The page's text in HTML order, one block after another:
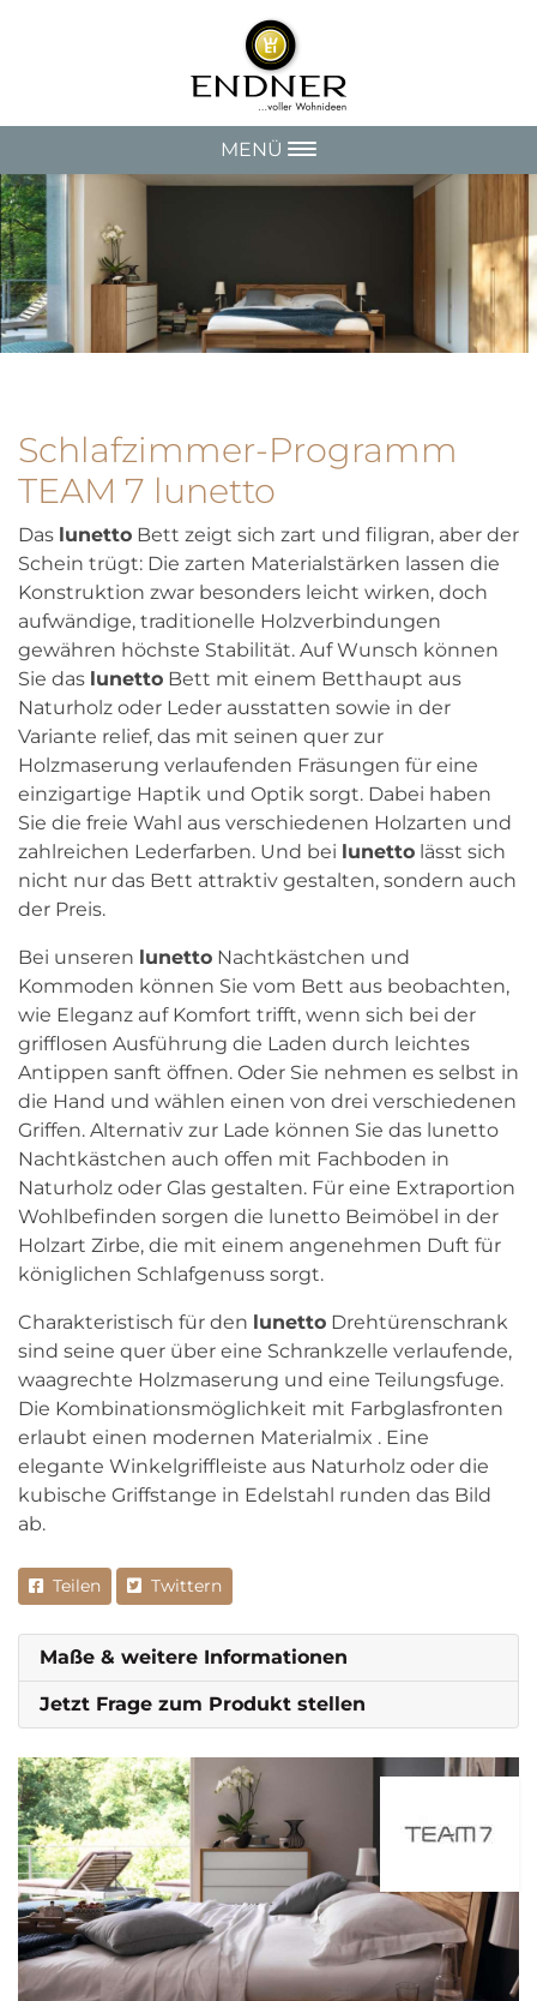
MENÜ
Schlafzimmer-Programm
TEAM 7 lunetto
Das lunetto Bett zeigt sich zart und filigran, aber der
Schein trügt: Die zarten Materialstärken lassen die
Konstruktion zwar besonders leicht wirken, doch
aufwändige, traditionelle Holzverbindungen
gewähren höchste Stabilität. Auf Wunsch können
Sie das lunetto Bett mit einem Betthaupt aus
Naturholz oder Leder ausstatten sowie in der
Variante relief, das mit seinen quer zur
Holzmaserung verlaufenden Fräsungen für eine
einzigartige Haptik und Optik sorgt. Dabei haben
Sie die freie Wahl aus verschiedenen Holzarten und
zahlreichen Lederfarben. Und bei lunetto lässt sich
nicht nur das Bett attraktiv gestalten, sondern auch
der Preis.
Bei unseren lunetto Nachtkästchen und
Kommoden können Sie vom Bett aus beobachten,
wie Eleganz auf Komfort trifft, wenn sich bei der
grifflosen Ausführung die Laden durch leichtes
Antippen sanft öffnen. Oder Sie nehmen es selbst in
die Hand und wählen einen von drei verschiedenen
Griffen. Alternativ zur Lade können Sie das lunetto
Nachtkästchen auch offen mit Fachboden in
Naturholz oder Glas gestalten. Für eine Extraportion
Wohlbefinden sorgen die lunetto Beimöbel in der
Holzart Zirbe, die mit einem angenehmen Duft für
königlichen Schlafgenuss sorgt.
Charakteristisch für den lunetto Drehtürenschrank
sind seine quer über eine Schrankzelle verlaufende,
waagrechte Holzmaserung und eine Teilungsfuge.
Die Kombinationsmöglichkeit mit Farbglasfronten
erlaubt einen modernen Materialmix . Eine
elegante Winkelgriffleiste aus Naturholz oder die
kubische Griffstange in Edelstahl runden das Bild
ab.
Teilen Twittern
Maße & weitere Informationen
Jetzt Frage zum Produkt stellen